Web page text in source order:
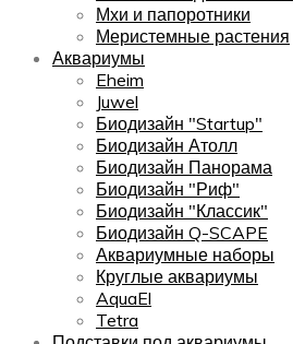
Мхи и папоротники
Меристемные растения
Аквариумы
Eheim
Juwel
Биодизайн "Startup"
Биодизайн Атолл
Биодизайн Панорама
Биодизайн "Риф"
Биодизайн "Классик"
Биодизайн Q-SCAPE
Аквариумные наборы
Круглые аквариумы
AquaEl
Tetra